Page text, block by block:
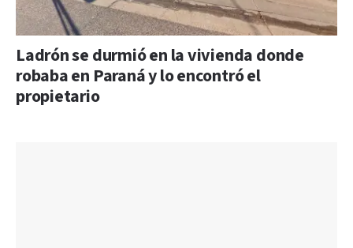
Ladrón se durmió en la vivienda donde
robaba en Paraná y lo encontró el
propietario